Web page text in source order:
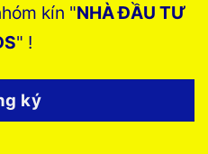
kín "NHÀ ĐẦU TƯ
" !
ký